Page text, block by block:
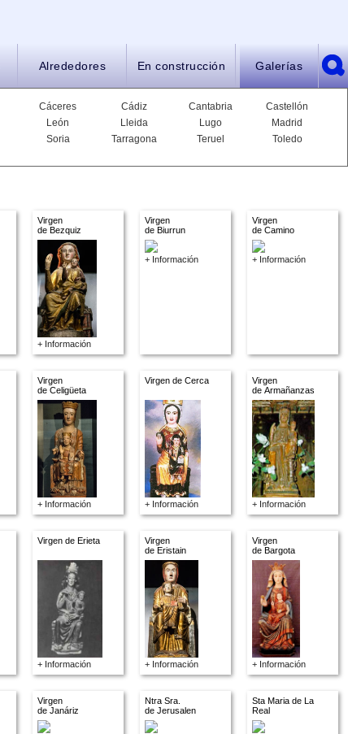
Alrededores En construcción Galerías
Cáceres Cádiz Cantabria
Castellón
León Lleida Lugo
Madrid
Soria Tarragona Teruel
Toledo
Virgen
de Bezquiz
+ Información
Virgen
de Biurrun
+ Información
Virgen
de Camino
+ Información
Virgen
de Celigüeta
+ Información
Virgen de Cerca
+ Información
Virgen
de Armañanzas
+ Información
Virgen de Erieta
+ Información
Virgen
de Eristain
+ Información
Virgen
de Bargota
+ Información
Virgen
de Janáriz
Ntra Sra.
de Jerusalen
Sta Maria de La
Real